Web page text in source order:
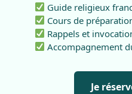
Guide religieux
Cours de
Rappels et
Accompagnement
Je